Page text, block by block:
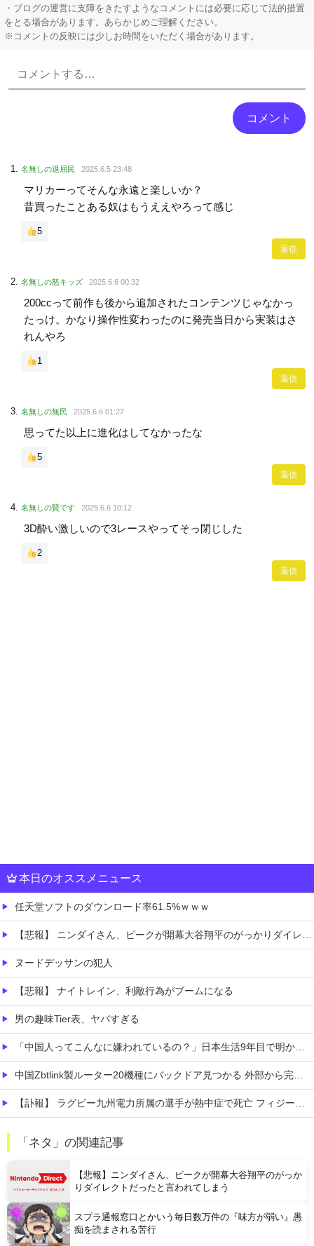
・ブログの運営に支障をきたすようなコメントには必要に応じて法的措置
をとる場合があります。あらかじめご理解ください。
※コメントの反映には少しお時間をいただく場合があります。
名無しの退屈民 2025.6.5 23:48
マリカーってそんな永遠と楽しいか？
昔買ったことある奴はもうええやろって感じ
5
返信
名無しの怒キッズ 2025.6.6 00:32
200ccって前作も後から追加されたコンテンツじゃなかっ
たっけ。かなり操作性変わったのに発売当日から実装はさ
れんやろ
1
返信
名無しの無民 2025.6.6 01:27
思ってた以上に進化はしてなかったな
5
返信
名無しの賢です 2025.6.6 10:12
3D酔い激しいので3レースやってそっ閉じした
2
返信
本日のオススメニュース
任天堂ソフトのダウンロード率61.5%ｗｗｗ
【悲報】 ニンダイさん、ピークが開幕大谷翔平のがっかりダイレクトだったと言われてしまう
ヌードデッサンの犯人
【悲報】 ナイトレイン、利敵行為がブームになる
男の趣味Tier表、ヤバすぎる
「中国人ってこんなに嫌われているの？」日本生活9年目で明かす本心！
中国Zbtlink製ルーター20機種にバックドア見つかる 外部から完全制御のおそれ
【訃報】 ラグビー九州電力所属の選手が熱中症で死亡 フィジー出身の26歳
「ネタ」の関連記事
【悲報】ニンダイさん、ピークが開幕大谷翔平のがっか
りダイレクトだったと言われてしまう
スプラ通報窓口とかいう毎日数万件の『味方が弱い』愚
痴を読まされる苦行